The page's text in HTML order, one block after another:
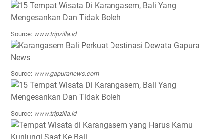
Source: www.tripzilla.id
Source: www.gapuranews.com
Source: www.tripzilla.id